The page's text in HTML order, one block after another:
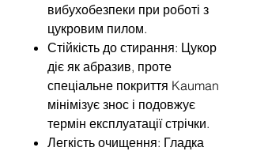
вибухобезпеки при роботі з
цукровим пилом.
Стійкість до стирання: Цукор
діє як абразив, проте
спеціальне покриття Kauman
мінімізує знос і подовжує
термін експлуатації стрічки.
Легкість очищення: Гладка